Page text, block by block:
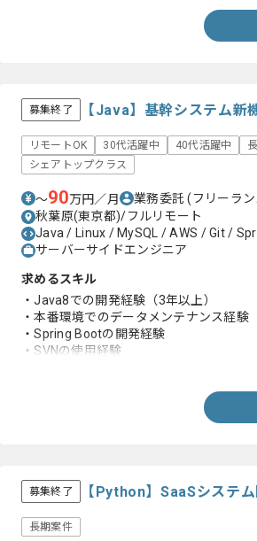
募集終了 【Java】基幹システム
リモートOK 30代活躍中 40代活躍中
シェアトップクラス
〜90万円／月 業務委託(フリーラン
秋葉原(東京都)/フルリモート
Java / Linux / MySQL / AWS / Git /
サーバーサイドエンジニア
求めるスキル
・Java8での開発経験（3年以上）
・本番環境でのデータメンテナンス経験
・Spring Bootの開発経験
・SVNの使用経験
・AWS、Azure、GCPのいずれかを用い
募集終了 【Python】SaaSシステ
長期案件